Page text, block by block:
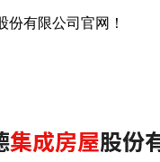
有限公司官网！